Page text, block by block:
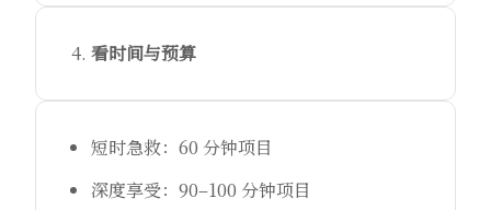
看时间与预算
短时急救：60 分钟项目
深度享受：90–100 分钟项目